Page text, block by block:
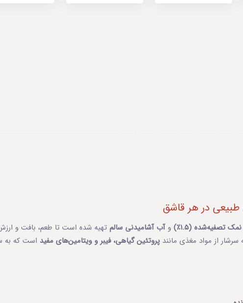
در هر قاشق
تصفیه‌شده (۱.۵٪) وآب آشامیدنی سالمتهیه شده است تا طعم، بافت و ارزش
از مواد مغذی مانندپروتئین گیاهی، فیبر و ویتامین‌های مفیداست که به